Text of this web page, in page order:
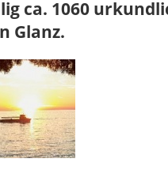
ca. 1060
Glanz.